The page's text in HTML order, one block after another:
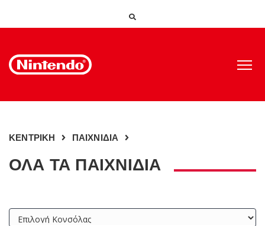
ΚΕΝΤΡΙΚΗ ΠΑΙΧΝΙΔΙΑ
ΟΛΑ ΤΑ ΠΑΙΧΝΙΔΙΑ